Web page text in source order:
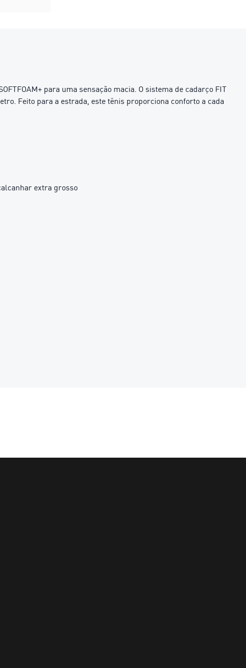
para uma sensação macia. O sistema de cadarço FIT
Feito para a estrada, este tênis proporciona conforto a cada
extra grosso